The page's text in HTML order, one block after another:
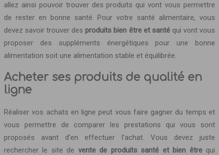
allez ainsi pouvoir trouver des produits qui vont vous permettre
de rester en bonne santé. Pour votre santé alimentaire, vous
devez savoir trouver des produits bien être et santé qui vont vous
proposer des suppléments énergétiques pour une bonne
alimentation soit une alimentation stable et équilibrée.
Acheter ses produits de qualité en
ligne
Réaliser vos achats en ligne peut vous faire gagner du temps et
vous permettre de comparer les prestations qui vous sont
proposés avant d’en effectuer l’achat. Vous devez juste
rechercher le site de vente de produits santé et bien être qui